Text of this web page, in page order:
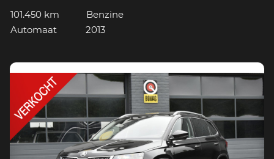
101.450 km
Benzine
Automaat
2013